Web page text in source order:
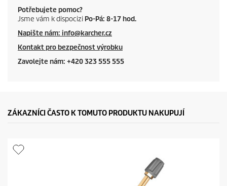
Potřebujete pomoc?
Jsme vám k dispocizi Po-Pá: 8-17 hod.
Napište nám: info@karcher.cz
Kontakt pro bezpečnost výrobku
Zavolejte nám: +420 323 555 555
ZÁKAZNÍCI ČASTO K TOMUTO PRODUKTU NAKUPUJÍ